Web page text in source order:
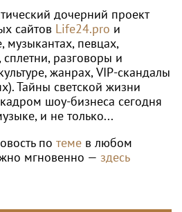
дочерний проект
сайтов Life24.pro и
музыкантах, певцах,
разговоры и
жанрах, VIP-скандалы
Тайны светской жизни
шоу-бизнеса сегодня
и не только...
по теме в любом
мгновенно — здесь